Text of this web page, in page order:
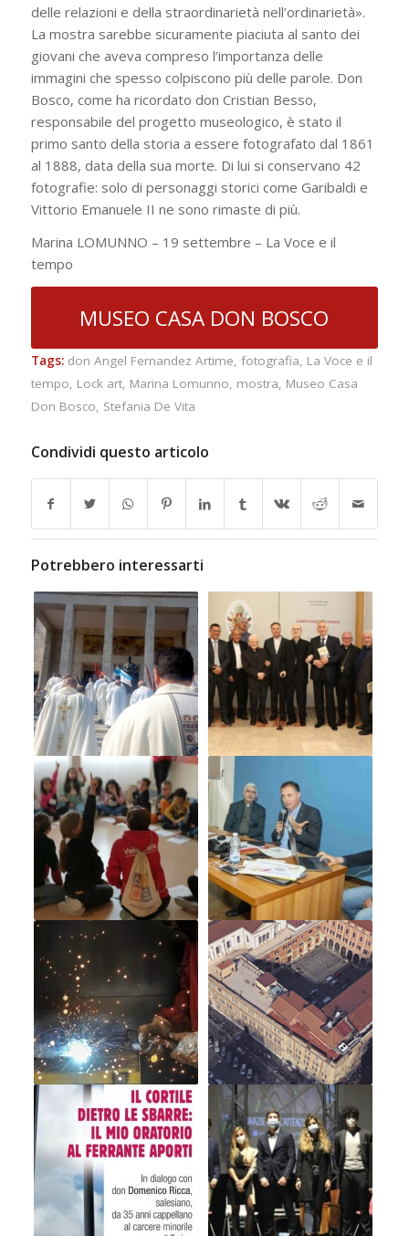
delle relazioni e della straordinarietà nell’ordinarietà».
La mostra sarebbe sicuramente piaciuta al santo dei
giovani che aveva compreso l’importanza delle
immagini che spesso colpiscono più delle parole. Don
Bosco, come ha ricordato don Cristian Besso,
responsabile del progetto museologico, è stato il
primo santo della storia a essere fotografato dal 1861
al 1888, data della sua morte. Di lui si conservano 42
fotografie: solo di personaggi storici come Garibaldi e
Vittorio Emanuele II ne sono rimaste di più.
Marina LOMUNNO – 19 settembre – La Voce e il
tempo
MUSEO CASA DON BOSCO
Tags: don Angel Fernandez Artime, fotografia, La Voce e il
tempo, Lock art, Marina Lomunno, mostra, Museo Casa
Don Bosco, Stefania De Vita
Condividi questo articolo
Potrebbero interessarti